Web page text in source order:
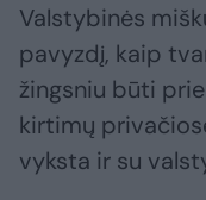
Valstybinės
pavyzdį, kaip
žingsniu būti
kirtimų
vyksta ir su